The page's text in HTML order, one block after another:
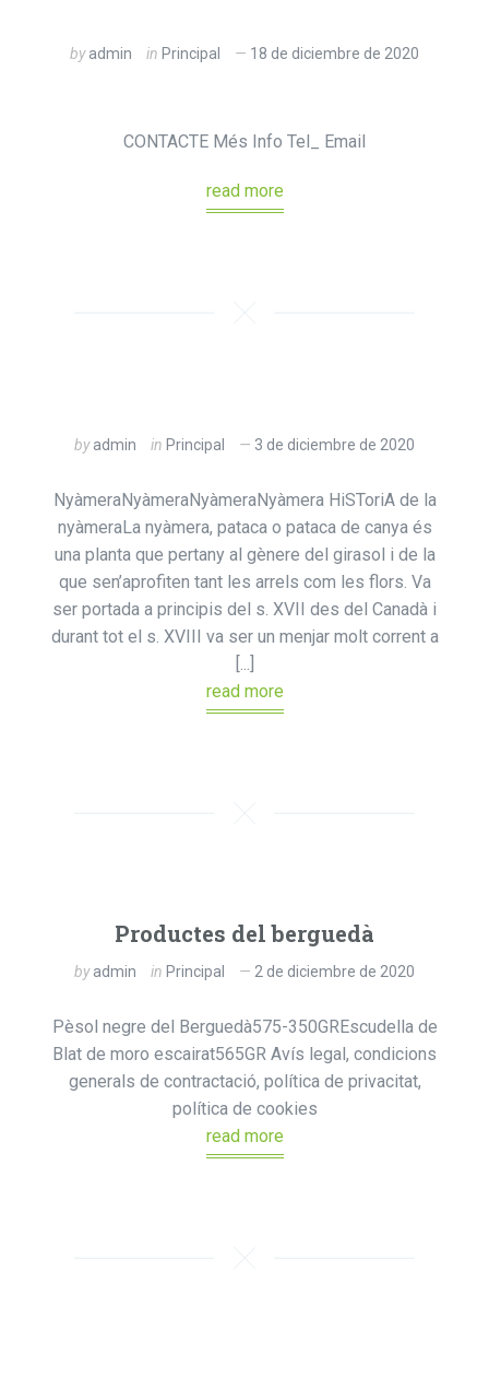
byadmin in Principal 18 de diciembre de 2020
CONTACTE Més Info Tel_ Email
read more
byadmin in Principal 3 de diciembre de 2020
NyàmeraNyàmeraNyàmeraNyàmera HiSToriA de la
nyàmeraLa nyàmera, pataca o pataca de canya és
una planta que pertany al gènere del girasol i de la
que sen’aprofiten tant les arrels com les flors. Va
ser portada a principis del s. XVII des del Canadà i
durant tot el s. XVIII va ser un menjar molt corrent a
[...]
read more
Productes del berguedà
byadmin in Principal 2 de diciembre de 2020
Pèsol negre del Berguedà575-350GREscudella de
Blat de moro escairat565GR Avís legal, condicions
generals de contractació, política de privacitat,
política de cookies
read more